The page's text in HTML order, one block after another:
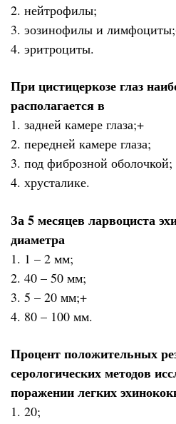
2. нейтрофилы;
3. эозинофилы и
4. эритроциты.
При цистицеркозе глаз
располагается в
1. задней камере глаза;+
2. передней камере глаза;
3. под фиброзной оболочкой;
4. хрусталике.
За 5 месяцев ларвоциста
диаметра
1. 1 – 2 мм;
2. 40 – 50 мм;
3. 5 – 20 мм;+
4. 80 – 100 мм.
Процент положительных
серологических методов
поражении легких
1. 20;